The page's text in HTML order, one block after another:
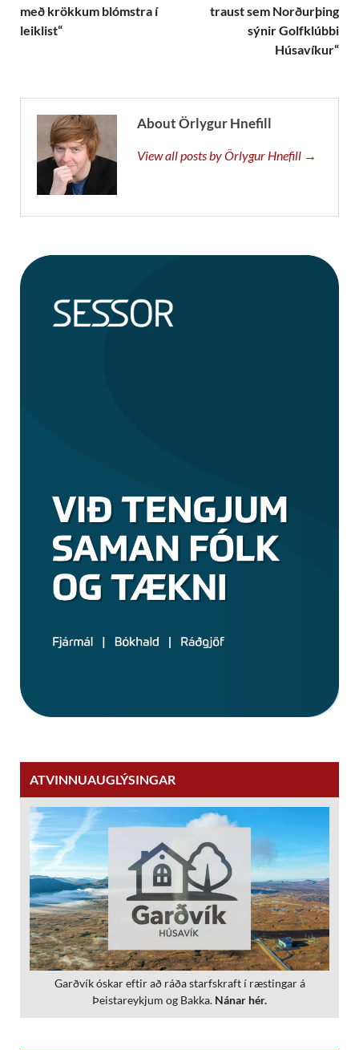
með krökkum blómstra í
leiklist“
traust sem Norðurþing
sýnir Golfklúbbi
Húsavíkur“
About Örlygur Hnefill
View all posts by Örlygur Hnefill →
ATVINNUAUGLÝSINGAR
Garðvík óskar eftir að ráða starfskraft í ræstingar á
Þeistareykjum og Bakka. Nánar hér.